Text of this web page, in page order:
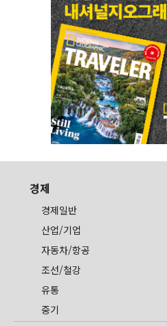
경제
경제일반
산업/기업
자동차/항공
조선/철강
유통
중기